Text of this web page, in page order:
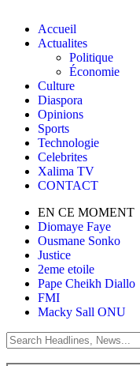
Accueil
Actualites
Politique
Économie
Culture
Diaspora
Opinions
Sports
Technologie
Celebrites
Xalima TV
CONTACT
EN CE MOMENT
Diomaye Faye
Ousmane Sonko
Justice
2eme etoile
Pape Cheikh Diallo
FMI
Macky Sall ONU